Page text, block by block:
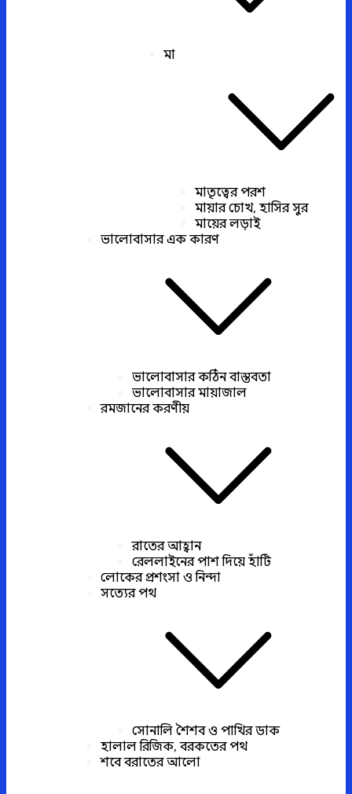
মা
মাতৃত্বের পরশ
মায়ার চোখ, হাসির সুর
মায়ের লড়াই
ভালোবাসার এক কারণ
ভালোবাসার কঠিন বাস্তবতা
ভালোবাসার মায়াজাল
রমজানের করণীয়
রাতের আহ্বান
রেললাইনের পাশ দিয়ে হাঁটি
লোকের প্রশংসা ও নিন্দা
সত্যের পথ
সোনালি শৈশব ও পাখির ডাক
হালাল রিজিক, বরকতের পথ
শবে বরাতের আলো